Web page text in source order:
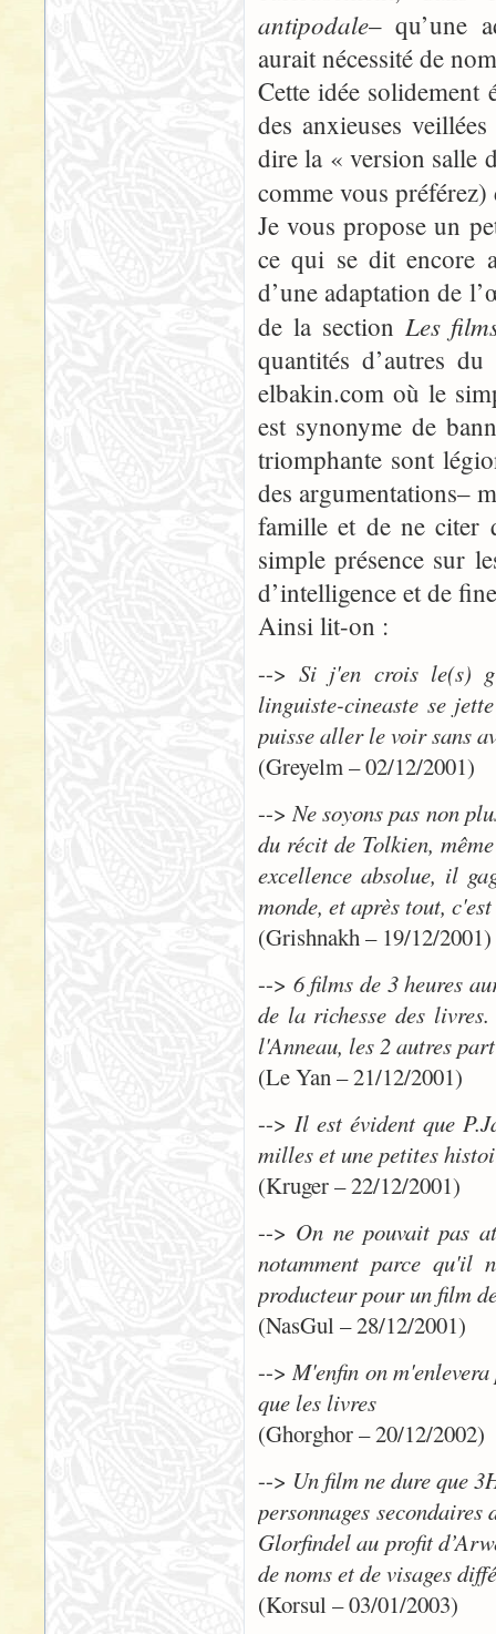
antipodale– qu’une
aurait nécessité de
Cette idée solidement
des anxieuses
dire la « version salle
comme vous
Je vous propose un
ce qui se dit encore
d’une adaptation de
de la section Les
quantités d’autres
elbakin.com où le
est synonyme de
triomphante sont
des argumentations–
famille et de ne citer
simple présence sur
d’intelligence et de
Ainsi lit-on :
-->Si j'en crois le(s)
linguiste-cineaste se
puisse aller le voir sans
(Greyelm – 02/12/2001)
-->Ne soyons pas non
du récit de Tolkien,
excellence absolue, il
monde, et après tout,
(Grishnakh – 19/12/2001)
--> 6 films de 3 heures
de la richesse des
l'Anneau, les 2 autres
(Le Yan – 21/12/2001)
--> Il est évident que
milles et une petites
(Kruger – 22/12/2001)
--> On ne pouvait pas
notamment parce qu'il
producteur pour un film
(NasGul – 28/12/2001)
-->M'enfin on
que les livres
(Ghorghor – 20/12/2002)
--> Un film ne dure que
personnages
Glorfindel au profit
de noms et de visages
(Korsul – 03/01/2003)